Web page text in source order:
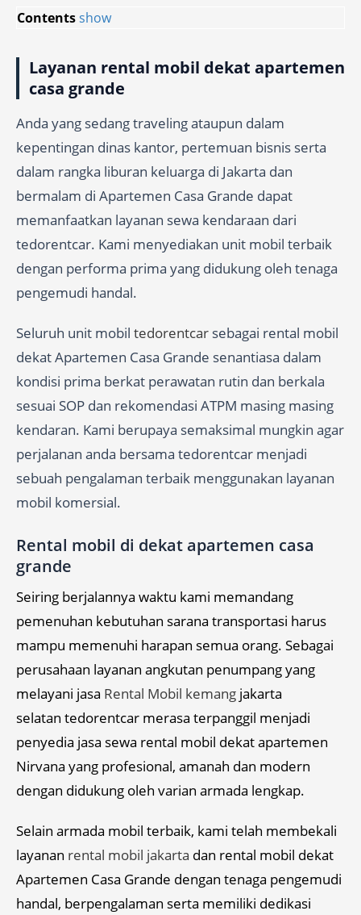
Contentsshow
Layanan rental mobil dekat apartemen
casa grande
Anda yang sedang traveling ataupun dalam
kepentingan dinas kantor, pertemuan bisnis serta
dalam rangka liburan keluarga di Jakarta dan
bermalam di Apartemen Casa Grande dapat
memanfaatkan layanan sewa kendaraan dari
tedorentcar. Kami menyediakan unit mobil terbaik
dengan performa prima yang didukung oleh tenaga
pengemudi handal.
Seluruh unit mobil tedorentcar sebagai rental mobil
dekat Apartemen Casa Grande senantiasa dalam
kondisi prima berkat perawatan rutin dan berkala
sesuai SOP dan rekomendasi ATPM masing masing
kendaran. Kami berupaya semaksimal mungkin agar
perjalanan anda bersama tedorentcar menjadi
sebuah pengalaman terbaik menggunakan layanan
mobil komersial.
Rental mobil di dekat apartemen casa
grande
Seiring berjalannya waktu kami memandang
pemenuhan kebutuhan sarana transportasi harus
mampu memenuhi harapan semua orang. Sebagai
perusahaan layanan angkutan penumpang yang
melayani jasa Rental Mobil kemang jakarta
selatan tedorentcar merasa terpanggil menjadi
penyedia jasa sewa rental mobil dekat apartemen
Nirvana yang profesional, amanah dan modern
dengan didukung oleh varian armada lengkap.
Selain armada mobil terbaik, kami telah membekali
layanan rental mobil jakarta dan rental mobil dekat
Apartemen Casa Grande dengan tenaga pengemudi
handal, berpengalaman serta memiliki dedikasi